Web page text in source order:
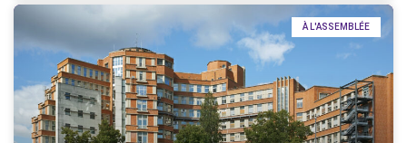
À L'ASSEMBLÉE